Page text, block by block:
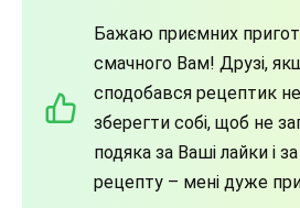
Бажаю приємних
смачного Вам! Друзі,
сподобався рецептик
зберегти собі, щоб не
подяка за Ваші лайки і
рецепту – мені дуже